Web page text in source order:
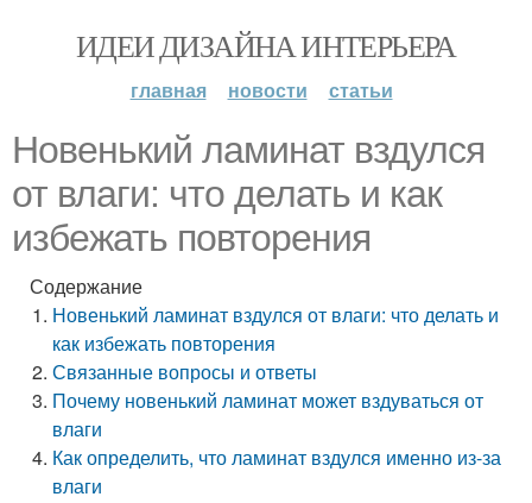
ИДЕИ ДИЗАЙНА ИНТЕРЬЕРА
главная новости статьи
Новенький ламинат вздулся
от влаги: что делать и как
избежать повторения
Содержание
Новенький ламинат вздулся от влаги: что делать и
как избежать повторения
Связанные вопросы и ответы
Почему новенький ламинат может вздуваться от
влаги
Как определить, что ламинат вздулся именно из-за
влаги